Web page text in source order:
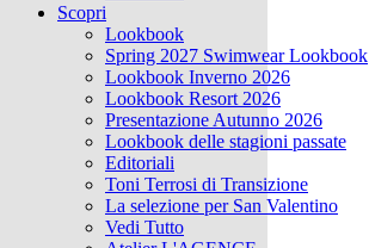
Scopri
Lookbook
Spring 2027 Swimwear Lookbook
Lookbook Inverno 2026
Lookbook Resort 2026
Presentazione Autunno 2026
Lookbook delle stagioni passate
Editoriali
Toni Terrosi di Transizione
La selezione per San Valentino
Vedi Tutto